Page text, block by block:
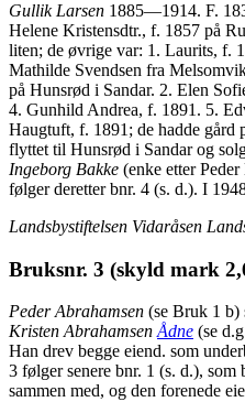
Gullik Larsen 1885—1914. F.
Helene Kristensdtr., f. 1857 på
liten; de øvrige var: 1. Laurits, f.
Mathilde Svendsen fra
på Hunsrød i Sandar. 2. Elen
4. Gunhild Andrea, f. 1891. 5.
Haugtuft, f. 1891; de hadde gård
flyttet til Hunsrød i Sandar og
Ingeborg Bakke (enke etter
følger deretter bnr. 4 (s. d.). I
Landsbystiftelsen Vidaråsen
Bruksnr. 3 (skyld mark
Peder Abrahamsen (se Bruk 1 b)
Kristen AbrahamsenÅdne (se
Han drev begge eiend. som
3 følger senere bnr. 1 (s. d.),
sammen med, og den forenede